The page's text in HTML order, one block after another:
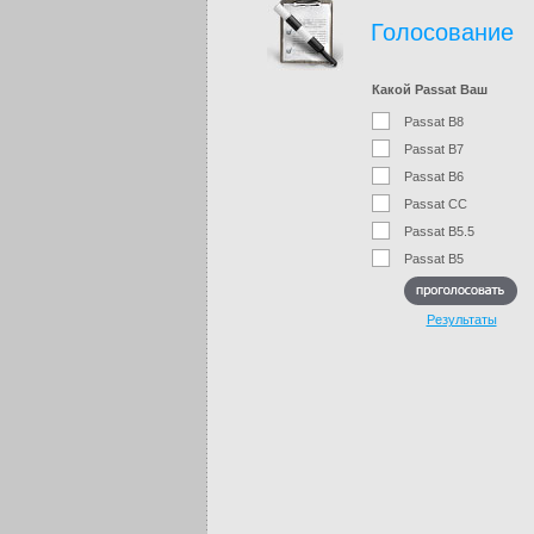
Голосование
Какой Passat Ваш
Passat B8
Passat B7
Passat B6
Passat CC
Passat B5.5
Passat B5
Результаты